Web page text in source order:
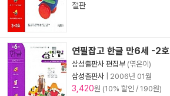
절판
연필잡고 한글 만6세 -2호
삼성출판사 편집부 (엮은이)
삼성출판사
2006년 01월
3,420원 (10% 할인 / 190원)